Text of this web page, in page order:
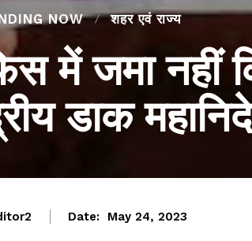
NOW शहर एवं राज्य
जमा नहीं
डाक
Date: May 24, 2023